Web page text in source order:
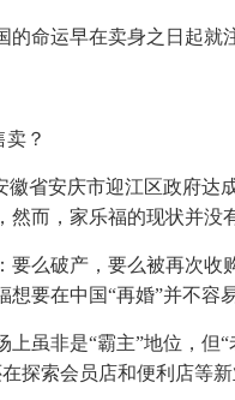
命运早在卖身之日起就
？
省安庆市迎江区政府达
而，家乐福的现状并没
么破产，要么被再次收
要在中国“再婚”并不容易
虽非是“霸主”地位，但
探索会员店和便利店等